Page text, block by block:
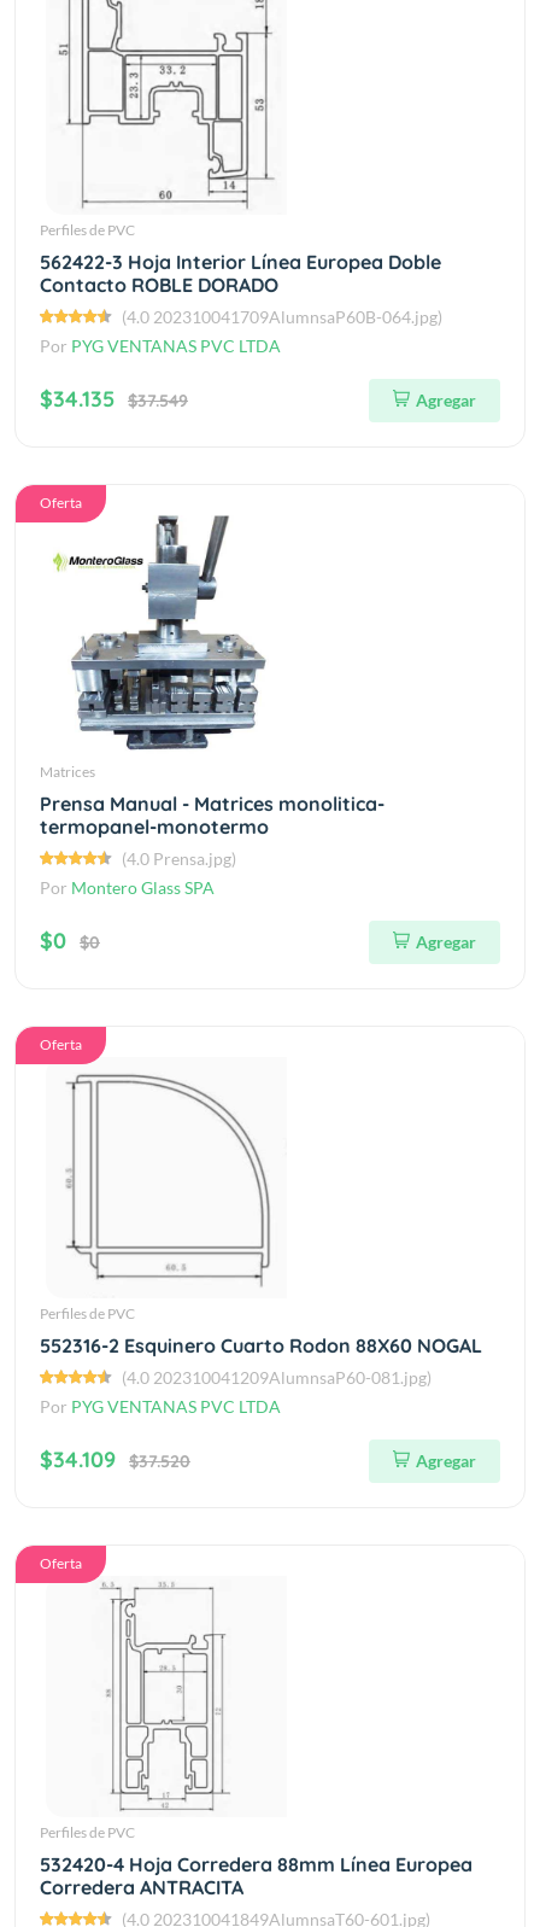
Perfiles de PVC
562422-3 Hoja Interior Línea Europea Doble
Contacto ROBLE DORADO
(4.0 202310041709AlumnsaP60B-064.jpg)
Por PYG VENTANAS PVC LTDA
$34.135 $37.549 Agregar
Oferta
Matrices
Prensa Manual - Matrices monolitica-
termopanel-monotermo
(4.0 Prensa.jpg)
Por Montero Glass SPA
$0 $0 Agregar
Oferta
Perfiles de PVC
552316-2 Esquinero Cuarto Rodon 88X60 NOGAL
(4.0 202310041209AlumnsaP60-081.jpg)
Por PYG VENTANAS PVC LTDA
$34.109 $37.520 Agregar
Oferta
Perfiles de PVC
532420-4 Hoja Corredera 88mm Línea Europea
Corredera ANTRACITA
(4.0 202310041849AlumnsaT60-601.jpg)